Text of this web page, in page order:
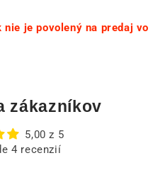
nie je povolený na predaj vo
zákazníkov
5,00 z 5
4 recenzií